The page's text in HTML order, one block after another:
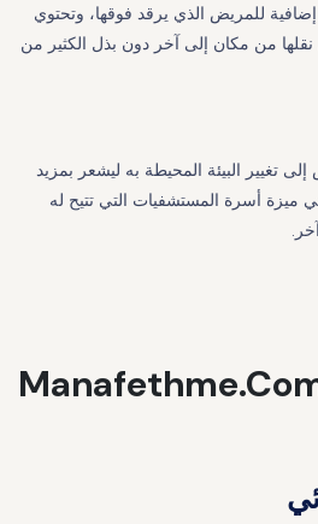
للمريض الذي يرقد فوقها، وتحتوي
من مكان إلى آخر دون بذل الكثير من
تغيير البيئة المحيطة به ليشعر بمزيد
ميزة أسرة المستشفيات التي تتيح له